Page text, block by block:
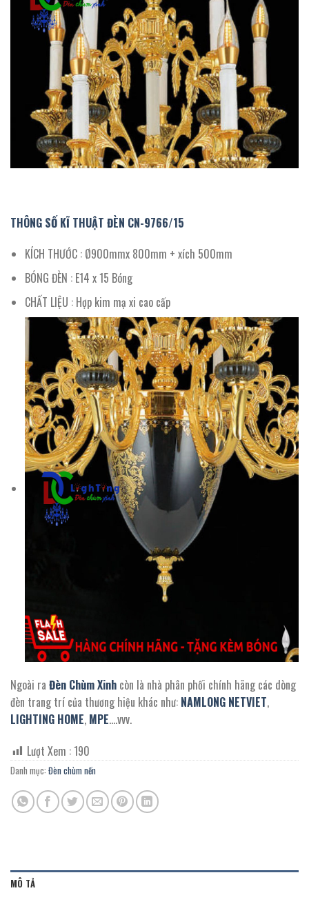
THÔNG SỐ KĨ THUẬT ĐÈN CN-9766/15
KÍCH THƯỚC : Ø900mmx 800mm + xích 500mm
BÓNG ĐÈN : E14 x 15 Bóng
CHẤT LIỆU : Hợp kim mạ xi cao cấp
Ngoài ra Đèn Chùm Xinh còn là nhà phân phối chính hãng các dòng
đèn trang trí của thương hiệu khác như: NAMLONG NETVIET,
LIGHTING HOME, MPE….vvv.
Lượt Xem :190
Danh mục: Đèn chùm nến
MÔ TẢ